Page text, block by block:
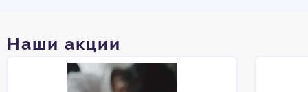
Наши акции